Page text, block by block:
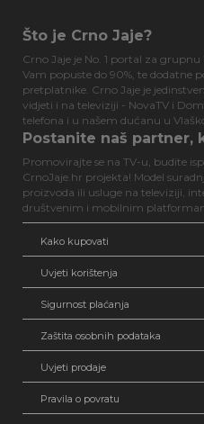
Što je Crno Jaje?
Crno Jaje je No. 1 portal za
Vam popuste do 90%, te dodatne
pretplatnike. Crno Jaje je
vidjeti i na televiziji - NovaTV i
telefona i u našem dućanu u
Postanite naš partner,
Promovirajte se na TV-u, budite
CrnoJaje.hr projekta! Model
proizvoda ili usluge na televiziji,
društvenim i mobilnim
Kako kupovati
Uvjeti korištenja
Sigurnost plaćanja
Zaštita osobnih podataka
Uvjeti prodaje
Pravila o povratu